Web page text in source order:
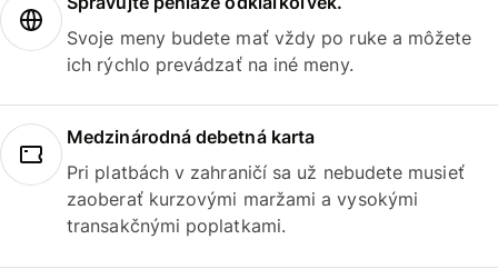
Svoje meny budete mať vždy po ruke a môžete
ich rýchlo prevádzať na iné meny.
Medzinárodná debetná karta
Pri platbách v zahraničí sa už nebudete musieť
zaoberať kurzovými maržami a vysokými
transakčnými poplatkami.